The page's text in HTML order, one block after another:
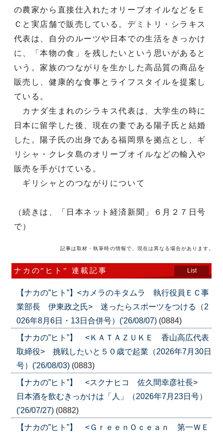
の農家から直接仕入れたオリーブオイルなどをＥ
Ｃと実店舗で販売している。デミトリ・シラキス
代表は、自分のルーツや日本での生活をきっかけ
に、「本物の食」を残したいという思いがあると
いう。家族のつながりを生かした高品質の商品を
販売し、健康的な食事とライフスタイルを提案し
ている。
カナダ生まれのシラキス代表は、大学生の時に
日本に留学した後、現在の妻である陽子氏と結婚
した。陽子氏の出身である福岡県を拠点とし、ギ
リシャ・クレタ島のオリーブオイルなどの輸入や
販売を手がけている。
ギリシャとのつながりについて
（続きは、「日本ネット経済新聞」６月２７日号
で）
記事は取材・執筆時の情報で、現在は異なる場合があります。
ナカの”ヒト” 連載記事 List
【ナカの”ヒト”】<カメラのキタムラ 執行役員ＥＣ事
業部長 伊東政之氏> 迷ったらスポーツをつける（2
026年8月6日・13日合併号）('26/08/07) (0884)
【ナカの”ヒト”】 <ＫＡＴＡＺＵＫＥ 香山高広代表
取締役> 挑戦したいと５０歳で起業（2026年7月30日
号）('26/08/03) (0883)
【ナカの”ヒト”】 <スクナヒコ 佐久間幸彦社長>
日本酒を飲むきっかけは「人」（2026年7月23日号）
('26/07/27) (0882)
【ナカの”ヒト”】 <ＧｒｅｅｎＯｃｅａｎ 第一ＷＥ